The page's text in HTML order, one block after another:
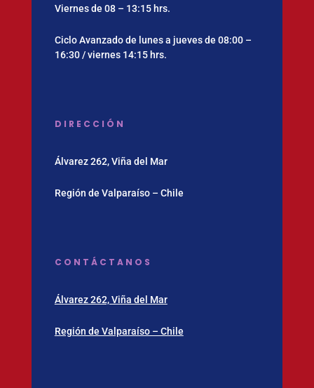
Viernes de 08 – 13:15 hrs.
Ciclo Avanzado de lunes a jueves de 08:00 –
16:30 / viernes 14:15 hrs.
DIRECCIÓN
Álvarez 262, Viña del Mar
Región de Valparaíso – Chile
CONTÁCTANOS
Álvarez 262, Viña del Mar
Región de Valparaíso – Chile